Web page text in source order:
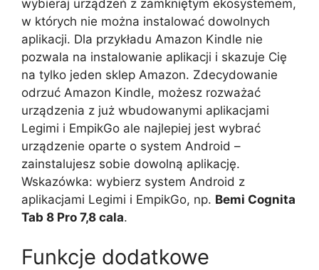
wybieraj urządzeń z zamkniętym ekosystemem,
w których nie można instalować dowolnych
aplikacji. Dla przykładu Amazon Kindle nie
pozwala na instalowanie aplikacji i skazuje Cię
na tylko jeden sklep Amazon. Zdecydowanie
odrzuć Amazon Kindle, możesz rozważać
urządzenia z już wbudowanymi aplikacjami
Legimi i EmpikGo ale najlepiej jest wybrać
urządzenie oparte o system Android –
zainstalujesz sobie dowolną aplikację.
Wskazówka: wybierz system Android z
aplikacjami Legimi i EmpikGo, np. Bemi Cognita
Tab 8 Pro 7,8 cala.
Funkcje dodatkowe